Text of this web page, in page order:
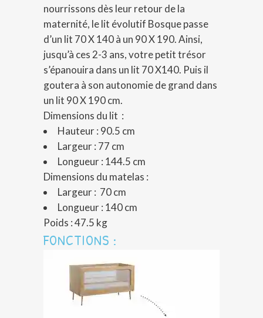
nourrissons dès leur retour de la
maternité, le lit évolutif Bosque passe
d’un lit 70 X 140 à un 90 X 190. Ainsi,
jusqu’à ces 2-3 ans, votre petit trésor
s’épanouira dans un lit 70 X140. Puis il
goutera à son autonomie de grand dans
un lit 90 X 190 cm.
Dimensions du lit :
Hauteur : 90.5 cm
Largeur : 77 cm
Longueur : 144.5 cm
Dimensions du matelas :
Largeur : 70 cm
Longueur : 140 cm
Poids : 47.5 kg
FONCTIONS :